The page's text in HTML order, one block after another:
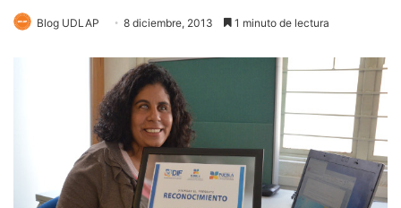
Blog UDLAP 8 diciembre, 2013 1 minuto de lectura